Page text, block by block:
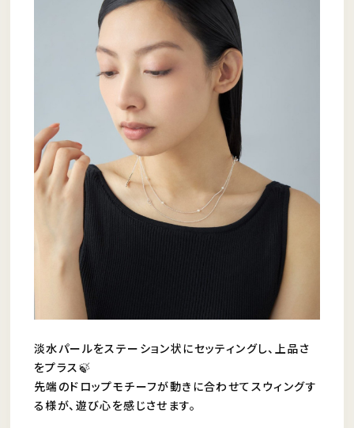
淡水パールをステーション状にセッティングし、上品さ
をプラス🍃
先端のドロップモチーフが動きに合わせてスウィングす
る様が、遊び心を感じさせます。